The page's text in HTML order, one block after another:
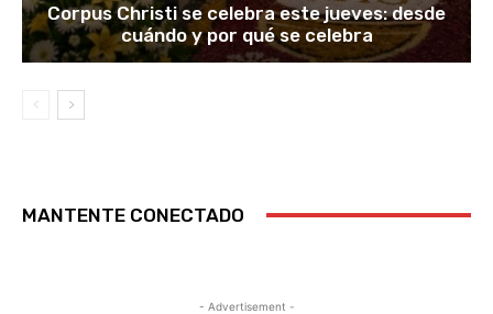
Corpus Christi se celebra este jueves: desde
cuándo y por qué se celebra
MANTENTE CONECTADO
- Advertisement -